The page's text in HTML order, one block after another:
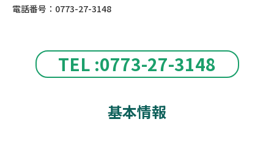
TEL :0773-27-3148
電話番号：0773-27-3148
基本情報